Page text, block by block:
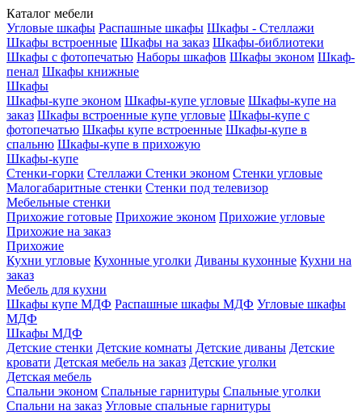
Каталог мебели
Угловые шкафы Распашные шкафы Шкафы - Стеллажи
Шкафы встроенные Шкафы на заказ Шкафы-библиотеки
Шкафы с фотопечатью Наборы шкафов Шкафы эконом Шкаф-
пенал Шкафы книжные
Шкафы
Шкафы-купе эконом Шкафы-купе угловые Шкафы-купе на
заказ Шкафы встроенные купе угловые Шкафы-купе с
фотопечатью Шкафы купе встроенные Шкафы-купе в
спальню Шкафы-купе в прихожую
Шкафы-купе
Стенки-горки Стеллажи Стенки эконом Стенки угловые
Малогабаритные стенки Стенки под телевизор
Мебельные стенки
Прихожие готовые Прихожие эконом Прихожие угловые
Прихожие на заказ
Прихожие
Кухни угловые Кухонные уголки Диваны кухонные Кухни на
заказ
Мебель для кухни
Шкафы купе МДФ Распашные шкафы МДФ Угловые шкафы
МДФ
Шкафы МДФ
Детские стенки Детские комнаты Детские диваны Детские
кровати Детская мебель на заказ Детские уголки
Детская мебель
Спальни эконом Спальные гарнитуры Спальные уголки
Спальни на заказ Угловые спальные гарнитуры